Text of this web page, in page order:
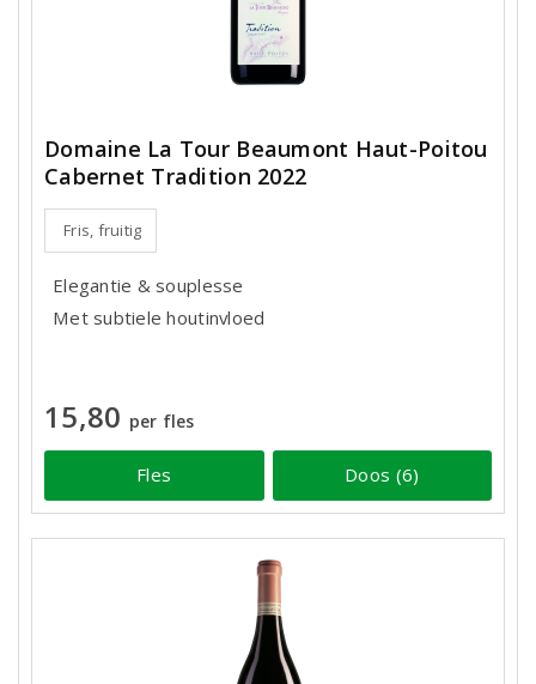
Domaine La Tour Beaumont Haut-Poitou
Cabernet Tradition 2022
Fris, fruitig
Elegantie & souplesse
Met subtiele houtinvloed
15,80 per fles
Fles Doos (6)